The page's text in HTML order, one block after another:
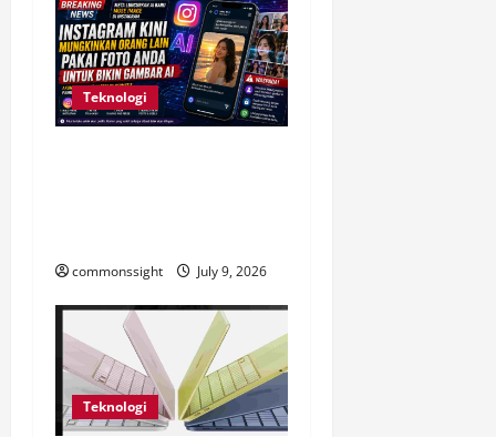
Teknologi
commonssight July 9, 2026
Teknologi